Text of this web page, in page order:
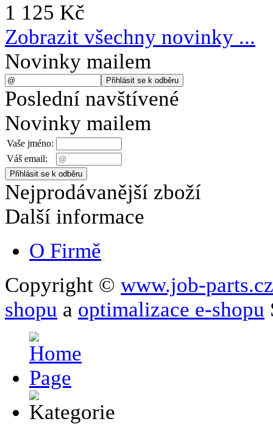
1 125 Kč
Zobrazit všechny novinky ...
Novinky mailem
Poslední navštívené
Novinky mailem
Vaše jméno:
Váš email:
Nejprodávanější zboží
Další informace
O Firmě
Copyright © www.job-parts.cz
shopu a optimalizace e-shopu